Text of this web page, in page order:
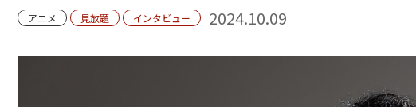
アニメ 見放題 インタビュー 2024.10.09